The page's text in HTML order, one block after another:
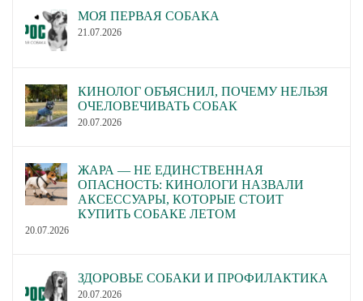
МОЯ ПЕРВАЯ СОБАКА
21.07.2026
КИНОЛОГ ОБЪЯСНИЛ, ПОЧЕМУ НЕЛЬЗЯ
ОЧЕЛОВЕЧИВАТЬ СОБАК
20.07.2026
ЖАРА — НЕ ЕДИНСТВЕННАЯ
ОПАСНОСТЬ: КИНОЛОГИ НАЗВАЛИ
АКСЕССУАРЫ, КОТОРЫЕ СТОИТ
КУПИТЬ СОБАКЕ ЛЕТОМ
20.07.2026
ЗДОРОВЬЕ СОБАКИ И ПРОФИЛАКТИКА
20.07.2026